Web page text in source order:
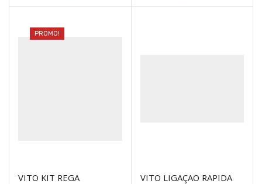
PROMO!
VITO KIT REGA
VITO LIGAÇAO RAPIDA